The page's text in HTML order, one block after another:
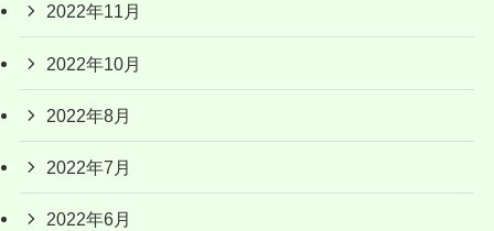
2022年11月
2022年10月
2022年8月
2022年7月
2022年6月